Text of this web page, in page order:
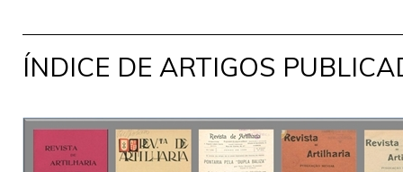
ÍNDICE DE ARTIGOS